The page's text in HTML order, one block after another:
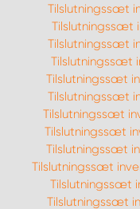
Tilslutningssæt
Tilslutningssæt
Tilslutningssæt
Tilslutningssæt
Tilslutningssæt
Tilslutningssæt
Tilslutningssæt
Tilslutningssæt
Tilslutningssæt
Tilslutningssæt
Tilslutningssæt
Tilslutningssæt